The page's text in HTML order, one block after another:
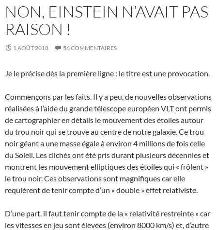
NON, EINSTEIN N’AVAIT PAS
RAISON !
1 AOÛT 2018 56 COMMENTAIRES
Je le précise dès la première ligne : le titre est une provocation.
Commençons par les faits. Il y a peu, de nouvelles observations
réalisées à l’aide du grande télescope européen VLT ont permis
de cartographier en détails le mouvement des étoiles autour
du trou noir qui se trouve au centre de notre galaxie. Ce trou
noir géant a une masse égale à environ 4 millions de fois celle
du Soleil. Les clichés ont été pris durant plusieurs décennies et
montrent les mouvement elliptiques des étoiles qui « frôlent »
le trou noir. Ces observations sont magnifiques car elle
requièrent de tenir compte d’un « double » effet relativiste.
D’une part, il faut tenir compte de la « relativité restreinte » car
les vitesses en jeu sont élevées (environ 8000 km/s) et, d’autre